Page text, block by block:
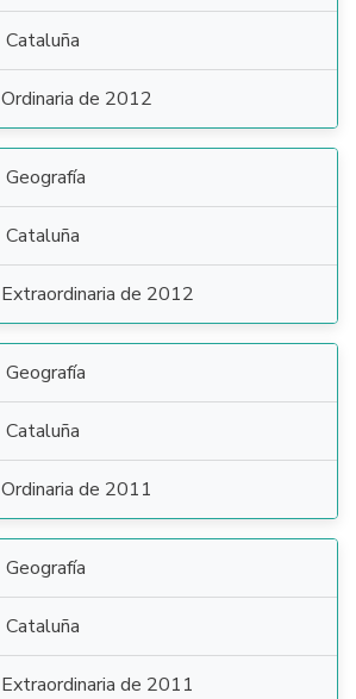
Cataluña
Ordinaria de 2012
Geografía
Cataluña
Extraordinaria de 2012
Geografía
Cataluña
Ordinaria de 2011
Geografía
Cataluña
Extraordinaria de 2011